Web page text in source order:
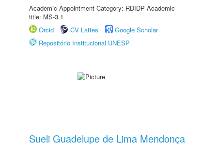
Academic Appointment Category: RDIDP Academic
title: MS-3.1
Orcid
CV Lattes
Google Scholar
Repositório Institucional UNESP
Sueli Guadelupe de Lima Mendonça